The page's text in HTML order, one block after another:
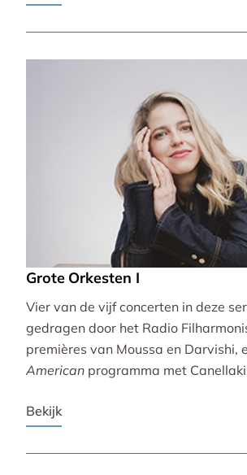
Grote Orkesten I
Vier van de vijf concerten in deze
gedragen door het Radio
premières van Moussa en Darvishi,
American programma met
Amerikaans slagwerk.
Bekijk